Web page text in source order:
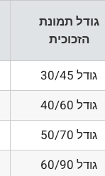
גודל תמונת
הזכוכית
גודל 30/45
גודל 40/60
גודל 50/70
גודל 60/90